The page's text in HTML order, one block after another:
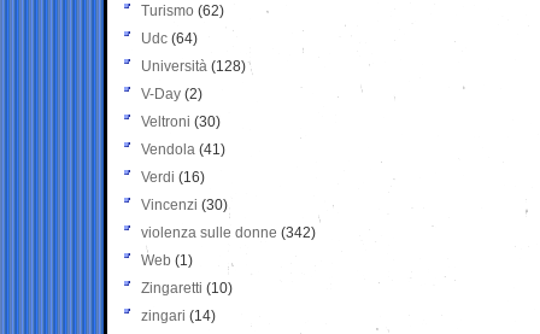
Turismo (62)
Udc (64)
Università (128)
V-Day (2)
Veltroni (30)
Vendola (41)
Verdi (16)
Vincenzi (30)
violenza sulle donne (342)
Web (1)
Zingaretti (10)
zingari (14)